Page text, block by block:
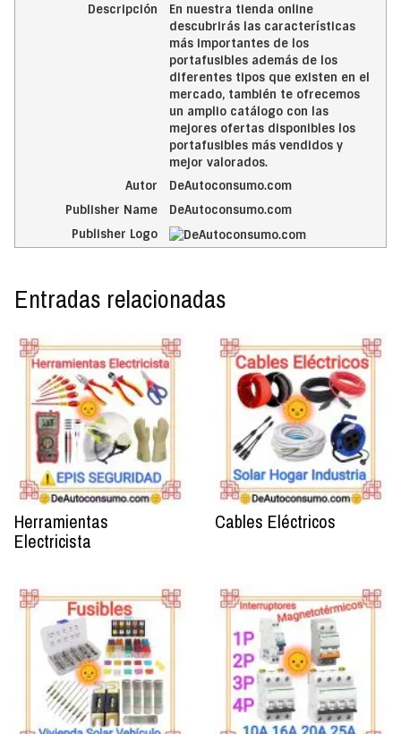
Descripción
En nuestra tienda online
descubrirás las características
más importantes de los
portafusibles además de los
diferentes tipos que existen en el
mercado, también te ofrecemos
un amplio catálogo con las
mejores ofertas disponibles los
portafusibles más vendidos y
mejor valorados.
Autor
DeAutoconsumo.com
Publisher Name
DeAutoconsumo.com
Publisher Logo
Entradas relacionadas
Herramientas
Electricista
Cables Eléctricos